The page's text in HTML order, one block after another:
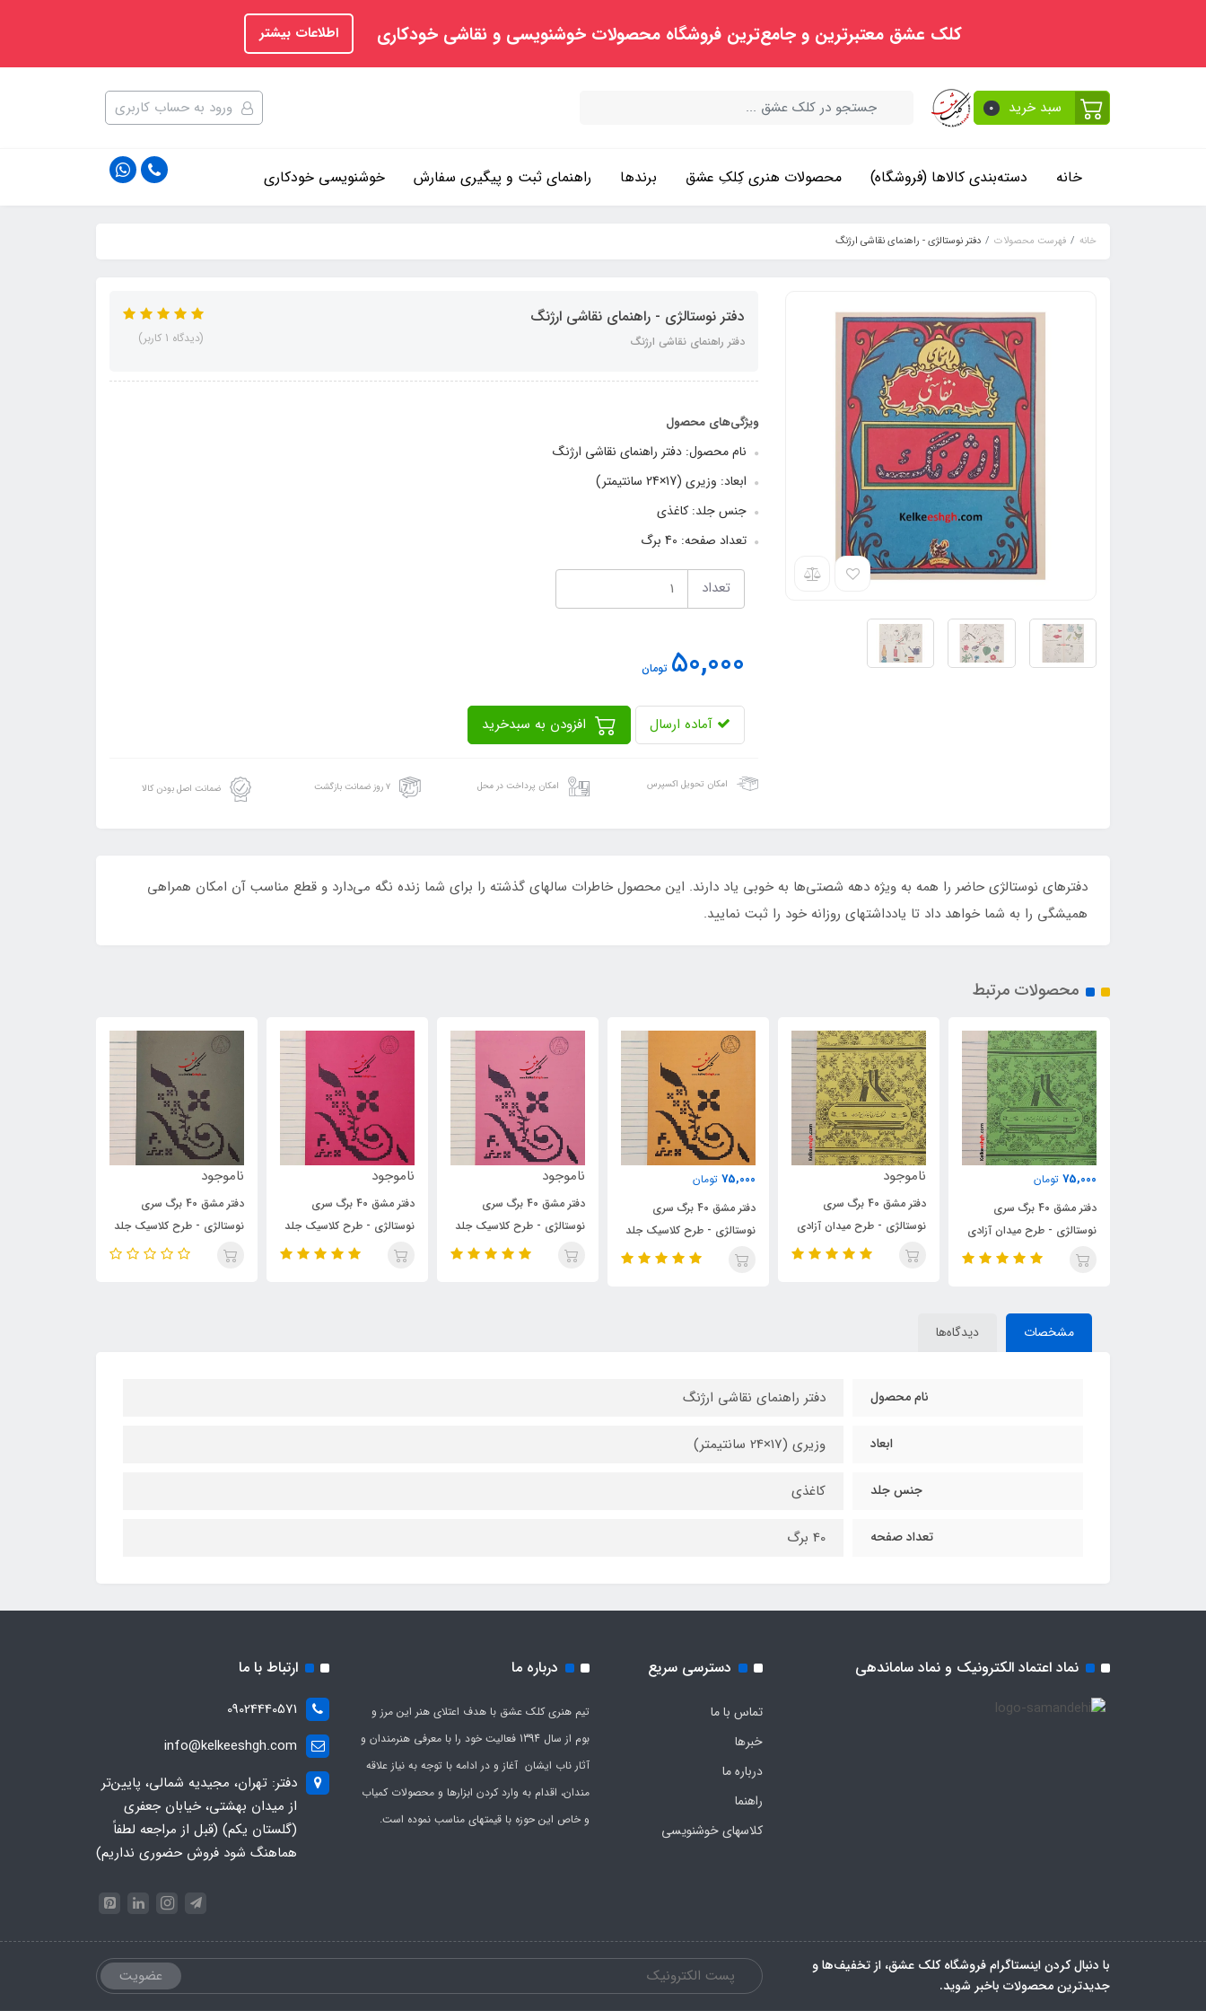
کلک عشق معتبرترین و جامع‌ترین فروشگاه محصولات خوشنویسی و نقاشی خودکاری اطلاعات بیشتر
سبد خرید 0 ورود به حساب کاربری
خانه دسته‌بندی کالاها (فروشگاه) محصولات هنری کِلکِ عشق برندها راهنمای ثبت و پیگیری سفارش خوشنویسی خودکاری
خانه فهرست محصولات دفتر نوستالژی - راهنمای نقاشی ارژنگ
دفتر نوستالژی - راهنمای نقاشی ارژنگ
دفتر راهنمای نقاشی ارژنگ (دیدگاه 1 کاربر)
ویژگی‌های محصول
نام محصول: دفتر راهنمای نقاشی ارژنگ
ابعاد: وزیری (17×24 سانتیمتر)
جنس جلد: کاغذی
تعداد صفحه: 40 برگ
تعداد
50,000 تومان
آماده ارسال
امکان تحویل اکسپرس امکان پرداخت در محل ۷ روز ضمانت بازگشت ضمانت اصل بودن کالا
دفترهای نوستالژی حاضر را همه به ویژه دهه شصتی‌ها به خوبی یاد دارند. این محصول خاطرات سالهای گذشته را برای شما زنده نگه‌ می‌دارد و قطع مناسب آن امکان همراهی
همیشگی را به شما خواهد داد تا یادداشتهای روزانه خود را ثبت نمایید.
محصولات مرتبط
ناموجود
دفتر مشق 40 برگ سری
نوستالژی - طرح میدان آزادی
75,000
دفتر مشق 40 برگ سری
نوستالژی - طرح کلاسیک جلد
هلویی (نارنجی روشن)
ناموجود
دفتر مشق 40 برگ سری
نوستالژی - طرح کلاسیک جلد
ناموجود
دفتر مشق 40 برگ سری
نوستالژی - طرح کلاسیک جلد
سرخابی
ناموجود
دفتر مشق 40 برگ سری
نوستالژی - طرح کلاسیک جلد
سبز یشمی
ناموجود
دفتر مشق 40 برگ سری
نوستالژی - طرح کلاسیک جلد
زرد
مشخصات دیدگاه‌ها
نام محصول دفتر راهنمای نقاشی ارژنگ
ابعاد وزیری (17×24 سانتیمتر)
جنس جلد کاغذی
تعداد صفحه 40 برگ
نماد اعتماد الکترونیک و نماد ساماندهی دسترسی سریع
تماس با ما
خبرها
درباره ما
راهنما
کلاسهای خوشنویسی
درباره ما
تیم هنری کلک عشق با هدف اعتلای هنر این مرز و
بوم از سال 1394 فعالیت خود را با معرفی هنرمندان و
آثار ناب ایشان آغاز و در ادامه با توجه به نیاز علاقه
مندان، اقدام به وارد کردن ابزارها و محصولات کمیاب
و خاص این حوزه با قیمتهای مناسب نموده است.
ارتباط با ما
09024440571
info@kelkeeshgh.com
دفتر: تهران، مجیدیه شمالی، پایین‌تر
از میدان بهشتی، خیابان جعفری
(گلستان یکم) (قبل از مراجعه لطفاً
هماهنگ شود فروش حضوری نداریم)
با دنبال کردن اینستاگرام فروشگاه کلک عشق، از تخفیف‌ها و
جدیدترین‌ محصولات باخبر شوید.
عضویت